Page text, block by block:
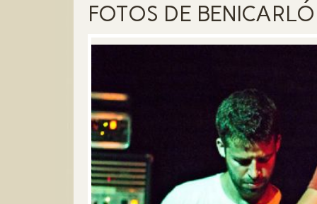
FOTOS DE BENICARLÓ